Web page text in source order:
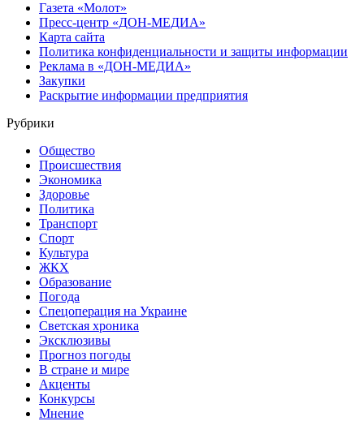
Газета «Молот»
Пресс-центр «ДОН-МЕДИА»
Карта сайта
Политика конфиденциальности и защиты информации
Реклама в «ДОН-МЕДИА»
Закупки
Раскрытие информации предприятия
Рубрики
Общество
Происшествия
Экономика
Здоровье
Политика
Транспорт
Спорт
Культура
ЖКХ
Образование
Погода
Спецоперация на Украине
Светская хроника
Эксклюзивы
Прогноз погоды
В стране и мире
Акценты
Конкурсы
Мнение